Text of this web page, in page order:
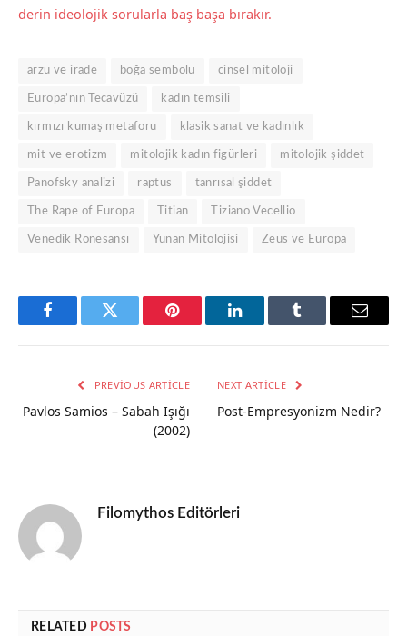
derin ideolojik sorularla baş başa bırakır.
arzu ve irade boğa sembolü cinsel mitoloji
Europa’nın Tecavüzü kadın temsili
kırmızı kumaş metaforu klasik sanat ve kadınlık
mit ve erotizm mitolojik kadın figürleri mitolojik şiddet
Panofsky analizi raptus tanrısal şiddet
The Rape of Europa Titian Tiziano Vecellio
Venedik Rönesansı Yunan Mitolojisi Zeus ve Europa
FacebookTwitter Pinterest LinkedInTumblr Email
PREVIOUS ARTICLE
Pavlos Samios – Sabah Işığı
(2002)
NEXT ARTICLE
Post-Empresyonizm Nedir?
Filomythos Editörleri
RELATED POSTS